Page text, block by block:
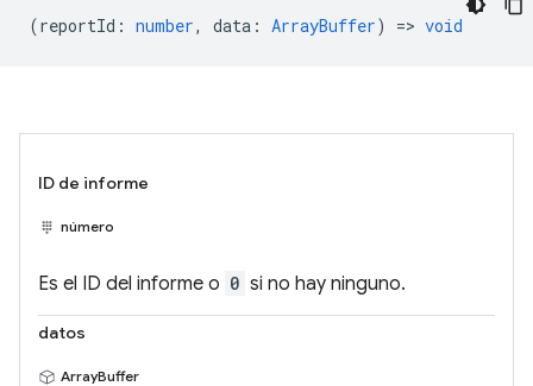
(reportId : number, data : ArrayBuffer) => void
ID de informe
número
Es el ID del informe o 0 si no hay ninguno.
datos
ArrayBuffer